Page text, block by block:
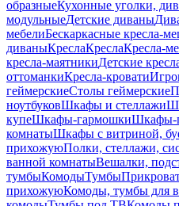
образныеКухонные уголки,
модульныеДетские диваны
мебелиБескаркасные кресла-
диваныКреслаКреслаКресла-
кресла-маятникиДетские
оттоманкиКресла-кровати
геймерскиеСтолы геймерские
ноутбуковШкафы и стеллажи
купеШкафы-гармошкиШкафы-
комнатыШкафы с витриной,
прихожуюПолки, стеллажи,
ванной комнатыВешалки,
тумбыКомодыТумбы
прихожуюКомоды, тумбы для